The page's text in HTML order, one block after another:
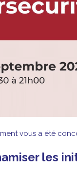
vous a été
les